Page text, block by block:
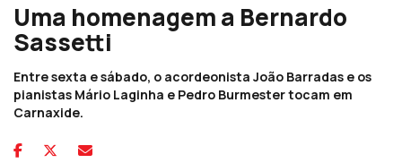
Uma homenagem a Bernardo
Sassetti
Entre sexta e sábado, o acordeonista João Barradas e os
pianistas Mário Laginha e Pedro Burmester tocam em
Carnaxide.